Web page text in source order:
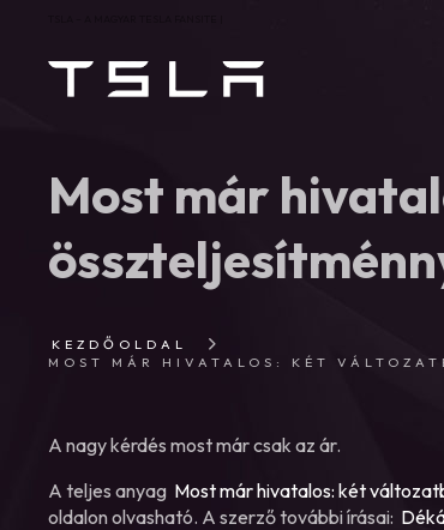
Most már
KEZDŐOLDAL
MOST MÁR HIVATALOS: KÉT
A nagy kérdés most már csak az ár.
A teljes anyag Most már hivatalos: két
oldalon olvasható. A szerző további írásai: